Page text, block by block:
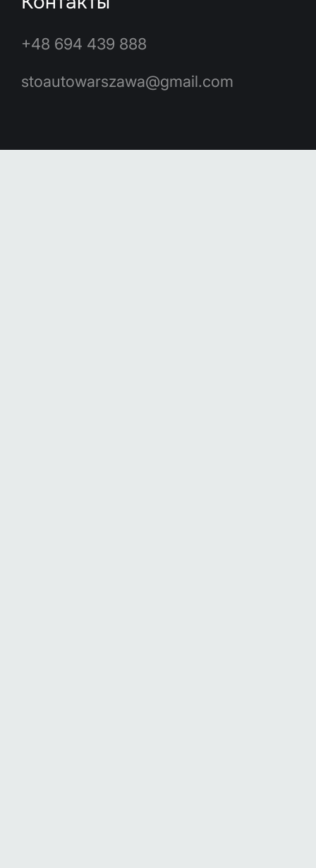
+48 694 439 888
stoautowarszawa@gmail.com